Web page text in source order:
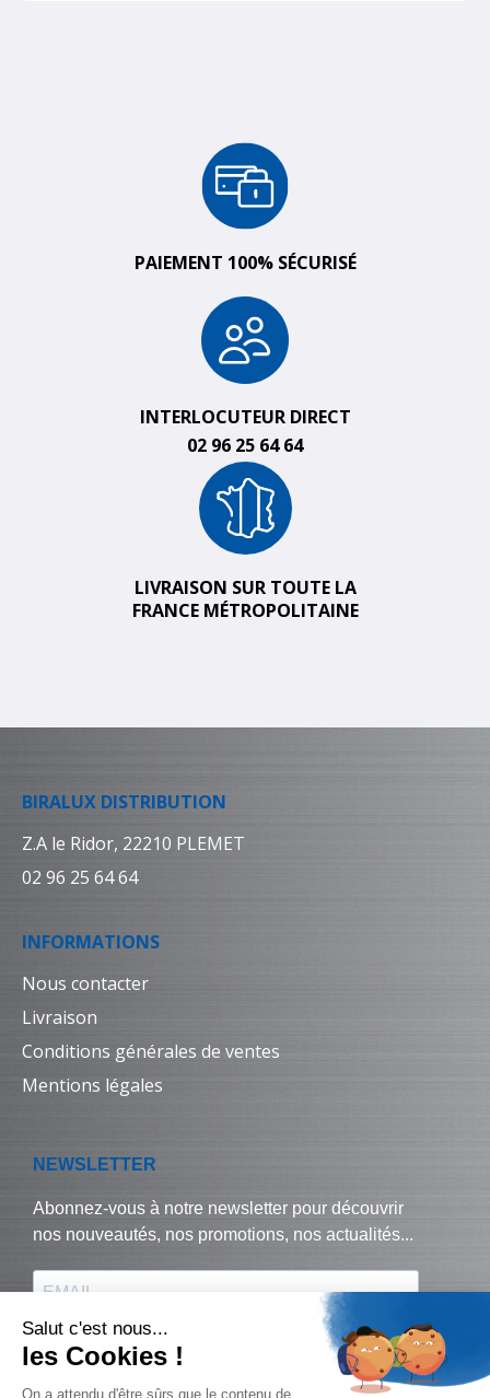
PAIEMENT 100% SÉCURISÉ
INTERLOCUTEUR DIRECT
02 96 25 64 64
LIVRAISON SUR TOUTE LA
FRANCE MÉTROPOLITAINE
BIRALUX DISTRIBUTION
Z.A le Ridor, 22210 PLEMET
02 96 25 64 64
INFORMATIONS
Nous contacter
Livraison
Conditions générales de ventes
Mentions légales